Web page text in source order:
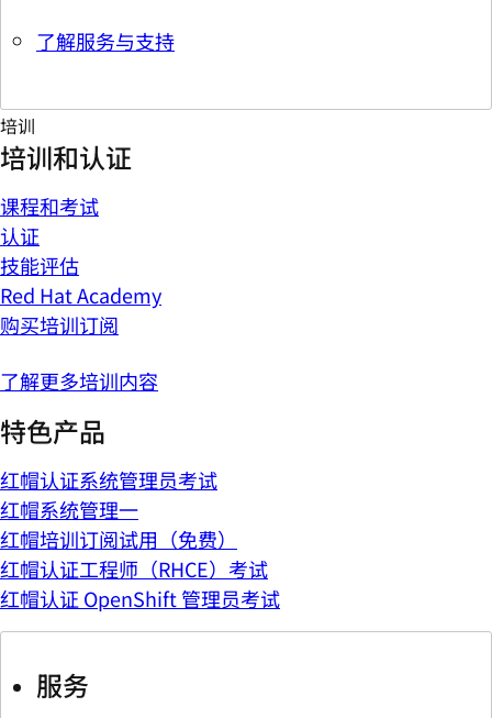
了解服务与支持
培训
培训和认证
课程和考试
认证
技能评估
Red Hat Academy
购买培训订阅
了解更多培训内容
特色产品
红帽认证系统管理员考试
红帽系统管理一
红帽培训订阅试用（免费）
红帽认证工程师（RHCE）考试
红帽认证 OpenShift 管理员考试
服务